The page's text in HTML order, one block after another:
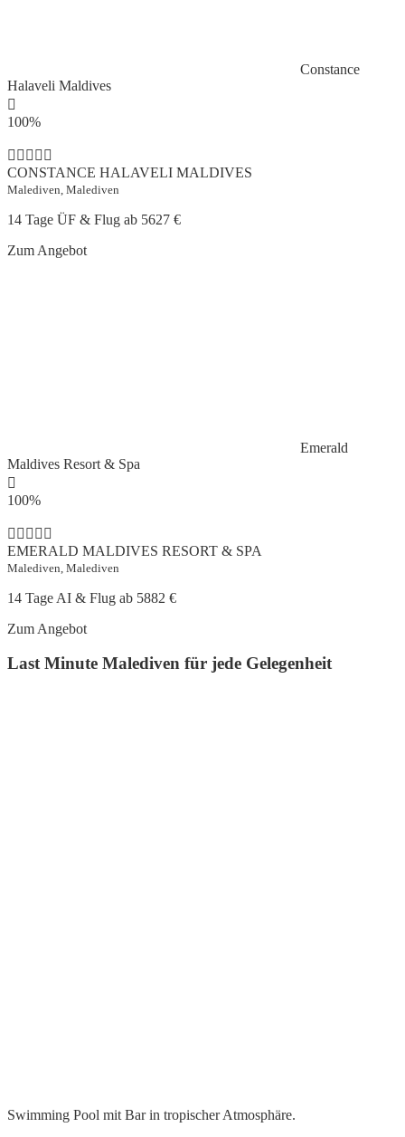
Constance
Halaveli Maldives
100%
CONSTANCE HALAVELI MALDIVES
Malediven, Malediven
14 Tage ÜF & Flug ab 5627 €
Zum Angebot
Emerald
Maldives Resort & Spa
100%
EMERALD MALDIVES RESORT & SPA
Malediven, Malediven
14 Tage AI & Flug ab 5882 €
Zum Angebot
Last Minute Malediven für jede Gelegenheit
Swimming Pool mit Bar in tropischer Atmosphäre.